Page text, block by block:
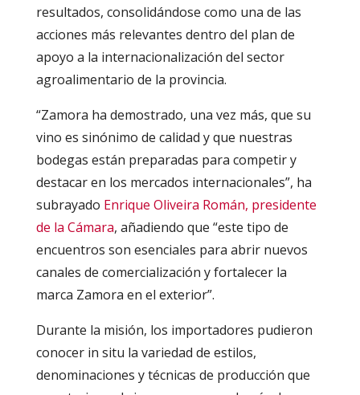
resultados, consolidándose como una de las
acciones más relevantes dentro del plan de
apoyo a la internacionalización del sector
agroalimentario de la provincia.
“Zamora ha demostrado, una vez más, que su
vino es sinónimo de calidad y que nuestras
bodegas están preparadas para competir y
destacar en los mercados internacionales”, ha
subrayado Enrique Oliveira Román, presidente
de la Cámara, añadiendo que “este tipo de
encuentros son esenciales para abrir nuevos
canales de comercialización y fortalecer la
marca Zamora en el exterior”.
Durante la misión, los importadores pudieron
conocer in situ la variedad de estilos,
denominaciones y técnicas de producción que